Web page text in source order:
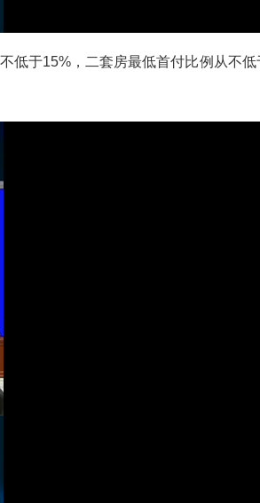
低于15%，二套房最低首付比例从不